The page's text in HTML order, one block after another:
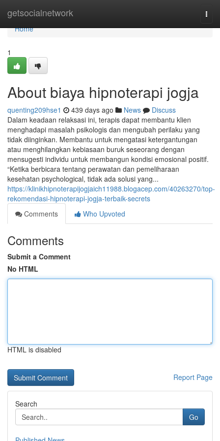
getsocialnetwork
Home
Home
1
About biaya hipnoterapi jogja
quenting209hse1 439 days ago News
Discuss
Dalam keadaan relaksasi ini, terapis dapat membantu klien
menghadapi masalah psikologis dan mengubah perilaku yang
tidak diinginkan. Membantu untuk mengatasi ketergantungan
atau menghilangkan kebiasaan buruk seseorang dengan
mensugesti individu untuk membangun kondisi emosional positif.
“Ketika berbicara tentang perawatan dan pemeliharaan
kesehatan psychological, tidak ada solusi yang...
https://klinikhipnoterapijogjaich11988.blogacep.com/40263270/top-
rekomendasi-hipnoterapi-jogja-terbaik-secrets
Comments
Who Upvoted
Comments
Submit a Comment
No HTML
HTML is disabled
Report Page
Search
Go